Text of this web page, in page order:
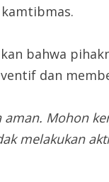
bahwa
dan
Mohon
melakukan